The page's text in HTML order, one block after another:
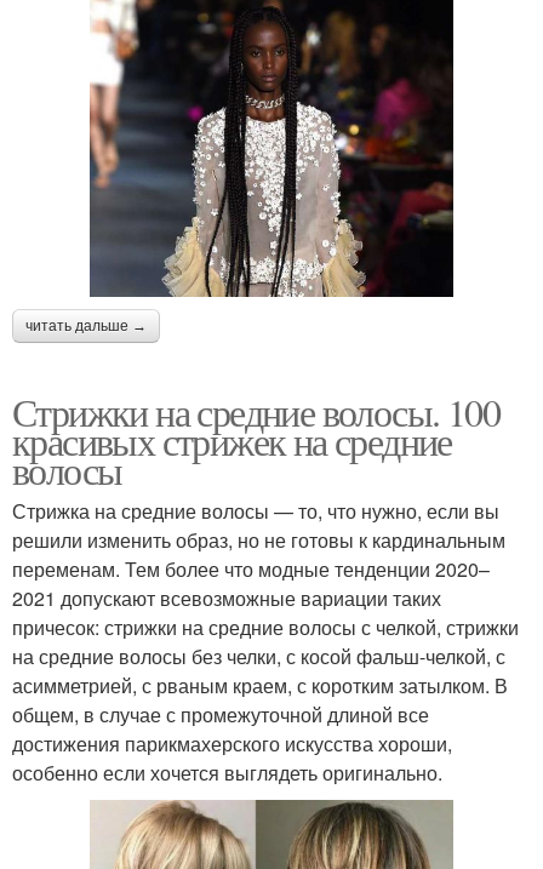
читать дальше →
Стрижки на средние волосы. 100
красивых стрижек на средние
волосы
Стрижка на средние волосы — то, что нужно, если вы
решили изменить образ, но не готовы к кардинальным
переменам. Тем более что модные тенденции 2020–
2021 допускают всевозможные вариации таких
причесок: стрижки на средние волосы с челкой, стрижки
на средние волосы без челки, с косой фальш-челкой, с
асимметрией, с рваным краем, с коротким затылком. В
общем, в случае с промежуточной длиной все
достижения парикмахерского искусства хороши,
особенно если хочется выглядеть оригинально.